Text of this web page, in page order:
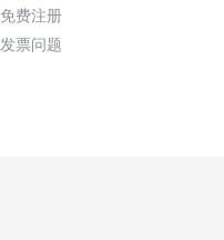
免费注册
发票问题